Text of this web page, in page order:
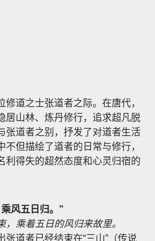
道之士张道者之际。在唐代，
居山林、炼丹修行，追求超凡脱
张道者之别，抒发了对道者生活
但描绘了道者的日常与修行，
利得失的超然态度和心灵归宿的
风五日归。”
，乘着五日的风归来故里。
道者已经结束在“三山”（传说